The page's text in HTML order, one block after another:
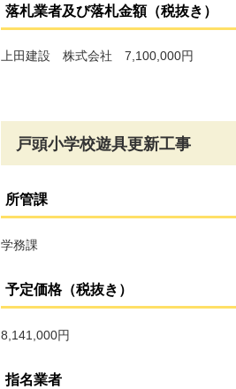
落札業者及び落札金額（税抜き）
上田建設 株式会社 7,100,000円
戸頭小学校遊具更新工事
所管課
学務課
予定価格（税抜き）
8,141,000円
指名業者